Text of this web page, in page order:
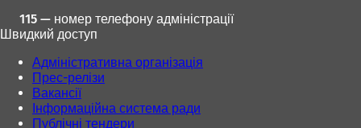
115 — номер телефону адміністрації
Швидкий доступ
Адміністративна організація
Прес-релізи
Вакансії
Інформаційна система ради
Публічні тендери